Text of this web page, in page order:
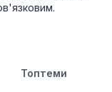
Топтеми